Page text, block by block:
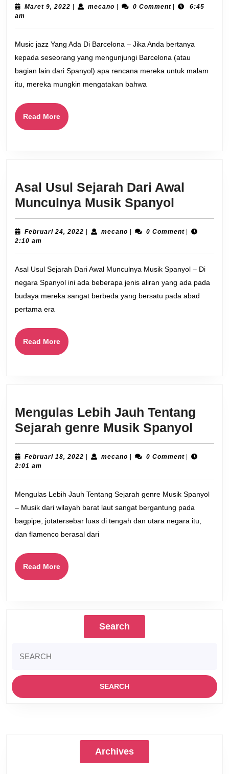
Yang
Di
Barcelona
Maret 9, 2022 Maretmecanomecano0 Comment
6:45
am
Music jazz Yang Ada Di Barcelona – Jika Anda bertanya
kepada seseorang yang mengunjungi Barcelona (atau
bagian lain dari Spanyol) apa rencana mereka untuk malam
itu, mereka mungkin mengatakan bahwa
Read MoreRead
More
Asal Usul Sejarah Dari Awal
Munculnya Musik Spanyol
Usul
Sejarah
Awal
Musik
Februari 24, 2022 Februarimecanomecano0 Comment
2:10 am
Asal Usul Sejarah Dari Awal Munculnya Musik Spanyol – Di
negara Spanyol ini ada beberapa jenis aliran yang ada pada
budaya mereka sangat berbeda yang bersatu pada abad
pertama era
Read MoreRead
More
Mengulas Lebih Jauh Tentang
Sejarah genre Musik Spanyol
Lebih
Jauh
genre
Musik
Februari 18, 2022 Februarimecanomecano0 Comment
2:01 am
Mengulas Lebih Jauh Tentang Sejarah genre Musik Spanyol
– Musik dari wilayah barat laut sangat bergantung pada
bagpipe, jotatersebar luas di tengah dan utara negara itu,
dan flamenco berasal dari
Read MoreRead
More
Search
for:
Archives